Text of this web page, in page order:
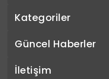
Kategoriler
Güncel Haberler
İletişim